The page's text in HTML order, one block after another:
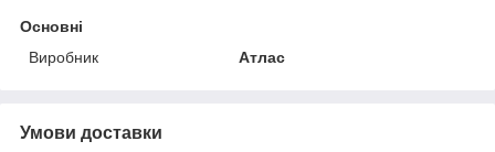
Основні
Виробник
Атлас
Умови доставки